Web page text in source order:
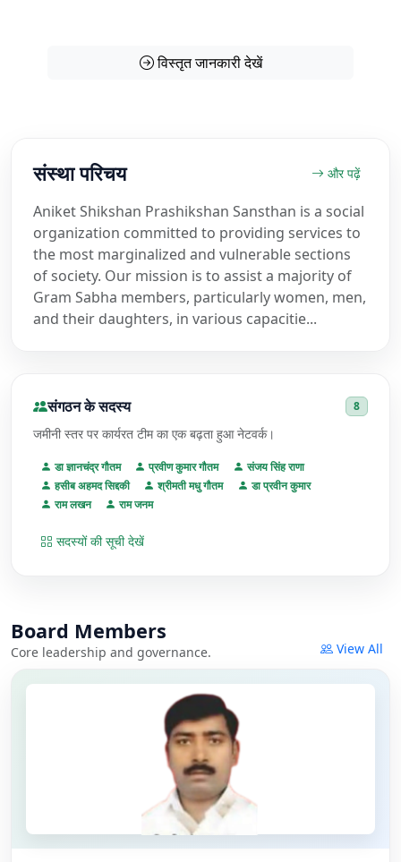
विस्तृत जानकारी देखें
संस्था परिचय और पढ़ें
Aniket Shikshan Prashikshan Sansthan is a social
organization committed to providing services to
the most marginalized and vulnerable sections
of society. Our mission is to assist a majority of
Gram Sabha members, particularly women, men,
and their daughters, in various capacitie...
संगठन के सदस्य 8
जमीनी स्तर पर कार्यरत टीम का एक बढ़ता हुआ नेटवर्क।
डा ज्ञानचंद्र गौतम प्रवीण कुमार गौतम
संजय सिंह राणा
हसीब अहमद सिद्दकी
श्रीमती मधु गौतम
डा प्रवीन कुमार
राम लखन
राम जनम
सदस्यों की सूची देखें
Board Members
Core leadership and governance. View All